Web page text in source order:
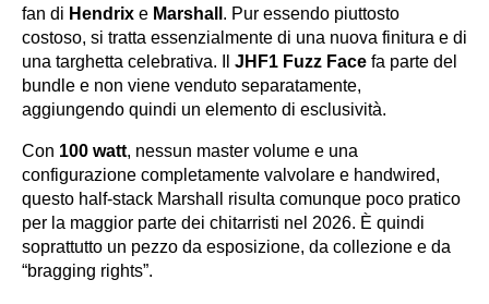
fan di Hendrix e Marshall . Pur essendo piuttosto
costoso, si tratta essenzialmente di una nuova finitura e di
una targhetta celebrativa. Il JHF1 Fuzz Face fa parte del
bundle e non viene venduto separatamente,
aggiungendo quindi un elemento di esclusività.
Con 100 watt, nessun master volume e una
configurazione completamente valvolare e handwired,
questo half-stack Marshall risulta comunque poco pratico
per la maggior parte dei chitarristi nel 2026. È quindi
soprattutto un pezzo da esposizione, da collezione e da
“bragging rights”.